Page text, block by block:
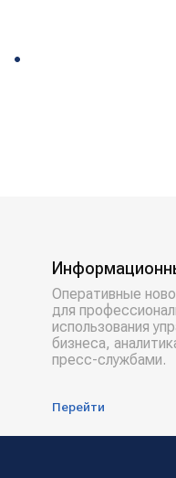
Оперативные
для
использования
бизнеса,
пресс-службами.
Перейти